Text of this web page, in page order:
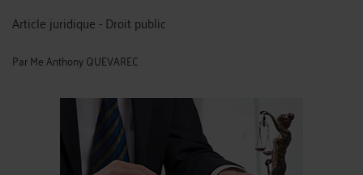
Article juridique - Droit public
ParMe Anthony QUEVAREC